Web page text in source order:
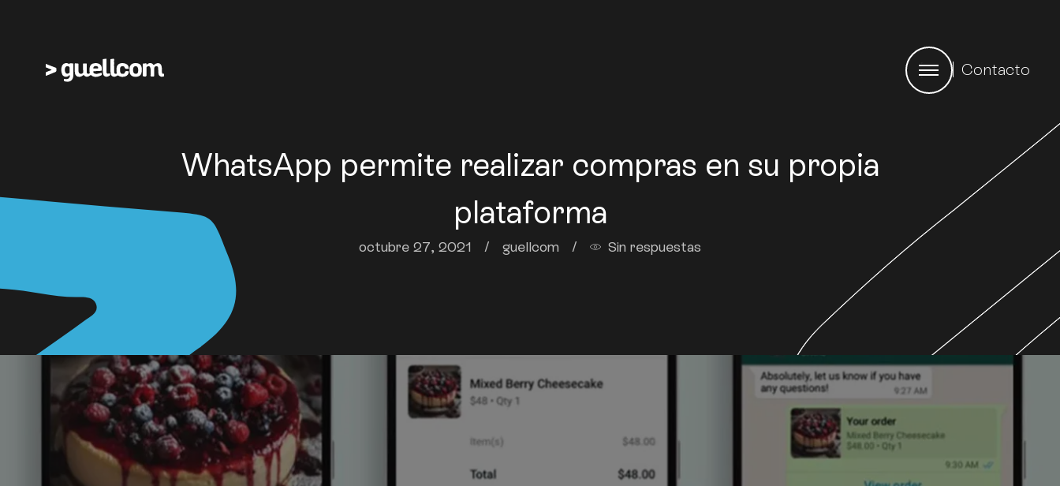
Contacto
WhatsApp permite realizar compras en su propia
plataforma
octubre 27, 2021 / guellcom / Sin respuestas